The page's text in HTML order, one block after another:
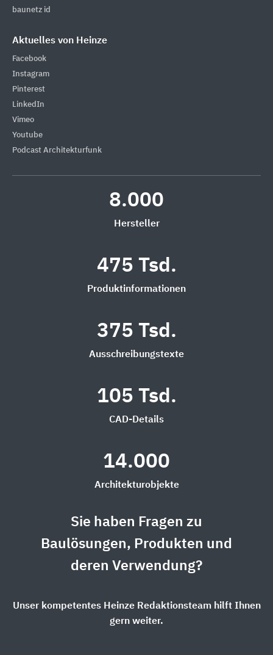
baunetz id
Aktuelles von Heinze
Facebook
Instagram
Pinterest
LinkedIn
Vimeo
Youtube
Podcast Architekturfunk
8.000
Hersteller
475 Tsd.
Produktinformationen
375 Tsd.
Ausschreibungstexte
105 Tsd.
CAD-Details
14.000
Architekturobjekte
Sie haben Fragen zu
Baulösungen, Produkten und
deren Verwendung?
Unser kompetentes Heinze Redaktionsteam hilft Ihnen
gern weiter.